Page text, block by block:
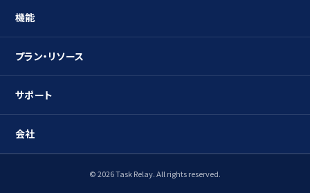
機能
ガントチャート
タスク管理
工数管理
プラン・リソース
プラン
ユースケース
サポート
導入検討のお問合せ
導入中のお問合せ
会社
© 2026 Task Relay. All rights reserved.